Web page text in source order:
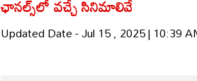
ఛానల్స్‌లో వ‌చ్చే సినిమాలివే
Updated Date - Jul 15 , 2025 | 10:39